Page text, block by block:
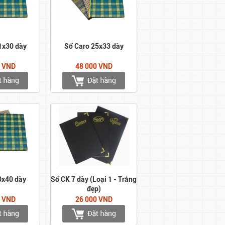
dày Sổ Caro 25x33 dày
48 000 VND
dày
Sổ CK 7 dày (Loại 1 - Trắng
đẹp)
26 000 VND